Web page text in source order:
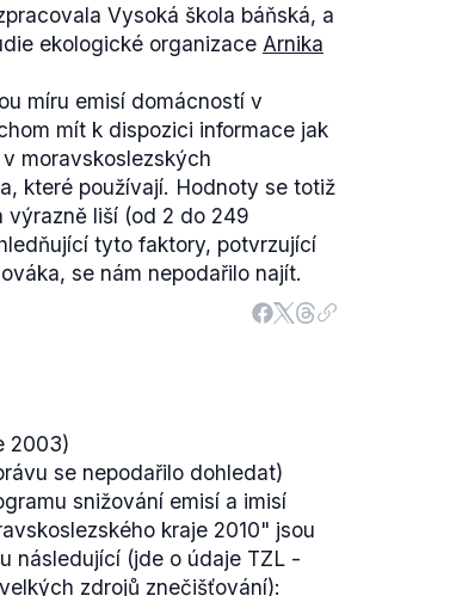
Vysoká škola báňská, a
ekologické organizace Arnika
míru emisí domácností v
mít k dispozici informace jak
moravskoslezských
které používají. Hodnoty se totiž
výrazně liší (od 2 do 249
tyto faktory, potvrzující
se nám nepodařilo najít.
2003)
se nepodařilo dohledat)
snižování emisí a imisí
kraje 2010" jsou
následující (jde o údaje TZL -
zdrojů znečišťování):